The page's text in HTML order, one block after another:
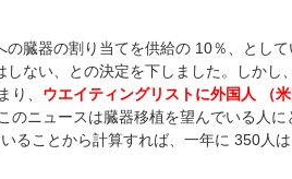
の臓器の割り当てを供給の 10％、とし
しない、との決定を下しました。しかし
り、 ウエイティングリストに外国人 （
のニュースは臓器移植を望んでいる人
ることから計算すれば、一年に 350人